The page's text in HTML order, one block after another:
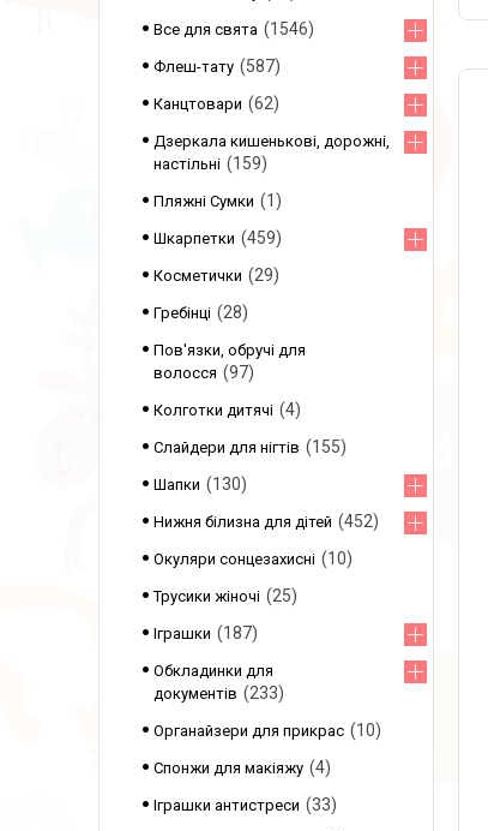
Все для свята 1546
Флеш-тату 587
Канцтовари 62
Дзеркала кишенькові, дорожні,
настільні
159
Пляжні Сумки 1
Шкарпетки 459
Косметички 29
Гребінці 28
Пов'язки, обручі для
волосся
97
Колготки дитячі 4
Слайдери для нігтів 155
Шапки 130
Нижня білизна для дітей 452
Окуляри сонцезахисні 10
Трусики жіночі 25
Іграшки 187
Обкладинки для
документів
233
Органайзери для прикрас 10
Спонжи для макіяжу 4
Іграшки антистреси 33